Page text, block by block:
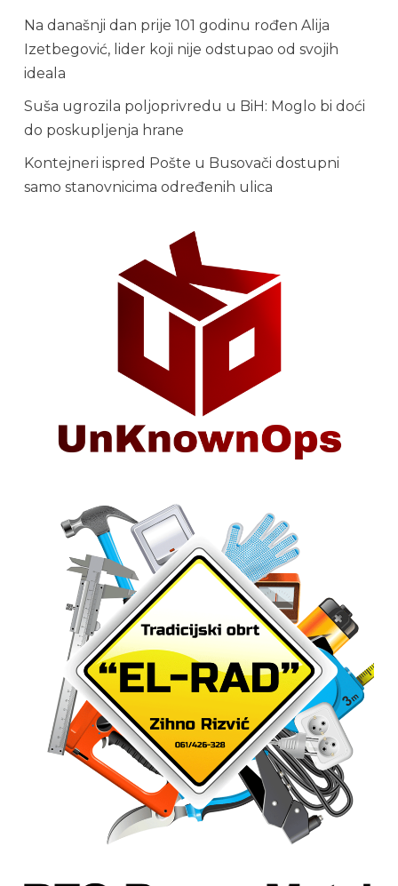
Na današnji dan prije 101 godinu rođen Alija
Izetbegović, lider koji nije odstupao od svojih
ideala
Suša ugrozila poljoprivredu u BiH: Moglo bi doći
do poskupljenja hrane
Kontejneri ispred Pošte u Busovači dostupni
samo stanovnicima određenih ulica